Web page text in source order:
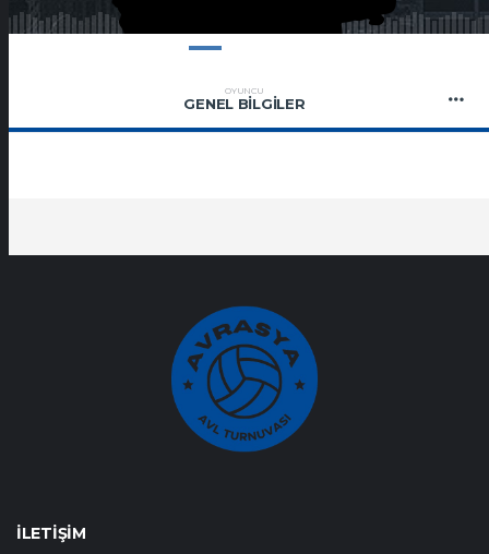
OYUNCU
GENEL BILGILER
İLETIŞIM